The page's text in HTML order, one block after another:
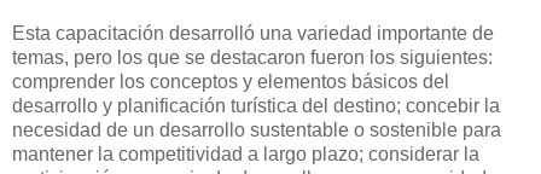
Esta capacitación desarrolló una variedad importante de
temas, pero los que se destacaron fueron los siguientes:
comprender los conceptos y elementos básicos del
desarrollo y planificación turística del destino; concebir la
necesidad de un desarrollo sustentable o sostenible para
mantener la competitividad a largo plazo; considerar la